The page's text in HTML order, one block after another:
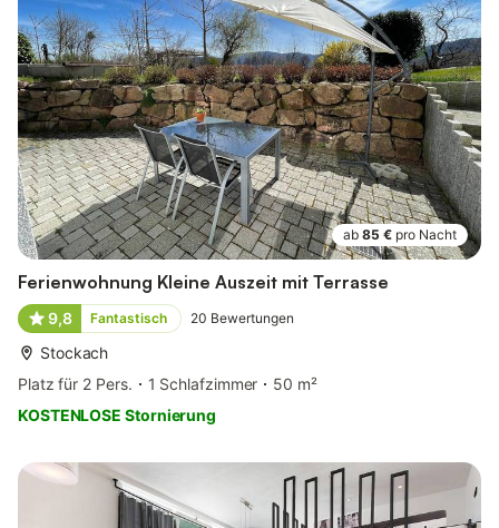
ab 85 € pro Nacht
Ferienwohnung Kleine Auszeit mit Terrasse
9,8 Fantastisch 20 Bewertungen
Stockach
Platz für 2 Pers.
1 Schlafzimmer
50 m²
KOSTENLOSE Stornierung